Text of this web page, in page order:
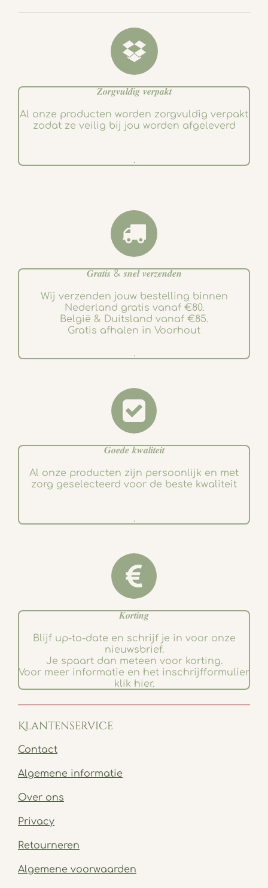
k
a
𝒁𝒐𝒓𝒈𝒗𝒖𝒍𝒅𝒊𝒈 𝒗𝒆𝒓𝒑𝒂𝒌𝒕
Al onze producten worden zorgvuldig verpakt
zodat ze veilig bij jou worden afgeleverd
.
𝑮𝒓𝒂𝒕𝒊𝒔 & 𝒔𝒏𝒆𝒍 𝒗𝒆𝒓𝒛𝒆𝒏𝒅𝒆𝒏
Wij verzenden jouw bestelling binnen
Nederland gratis vanaf €80.
België & Duitsland vanaf €85.
Gratis afhalen in Voorhout
.
𝑮𝒐𝒆𝒅𝒆 𝒌𝒘𝒂𝒍𝒊𝒕𝒆𝒊𝒕
Al onze producten zijn persoonlijk en met
zorg geselecteerd voor de beste kwaliteit
.
𝑲𝒐𝒓𝒕𝒊𝒏𝒈
Blijf up-to-date en schrijf je in voor onze
nieuwsbrief.
Je spaart dan meteen voor korting.
Voor meer informatie en het inschrijfformulier
klik hier.
Klantenservice
Contact
Algemene informatie
Over ons
Privacy
Retourneren
Algemene voorwaarden